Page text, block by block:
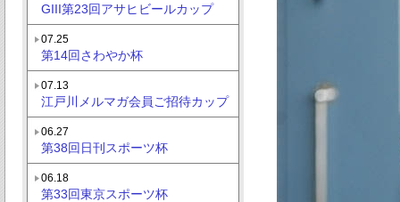
GIII第23回アサヒビールカップ
07.25
第14回さわやか杯
07.13
江戸川メルマガ会員ご招待カップ
06.27
第38回日刊スポーツ杯
06.18
第33回東京スポーツ杯